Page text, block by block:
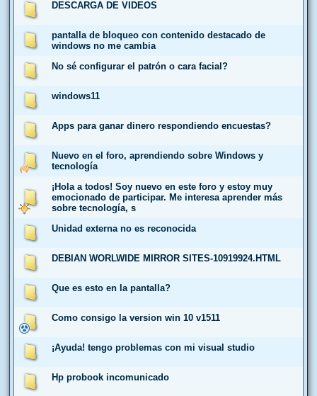
DESCARGA DE VIDEOS
pantalla de bloqueo con contenido destacado de
windows no me cambia
No sé configurar el patrón o cara facial?
windows11
Apps para ganar dinero respondiendo encuestas?
Nuevo en el foro, aprendiendo sobre Windows y
tecnología
¡Hola a todos! Soy nuevo en este foro y estoy muy
emocionado de participar. Me interesa aprender más
sobre tecnología, s
Unidad externa no es reconocida
DEBIAN WORLWIDE MIRROR SITES-10919924.HTML
Que es esto en la pantalla?
Como consigo la version win 10 v1511
¡Ayuda! tengo problemas con mi visual studio
Hp probook incomunicado